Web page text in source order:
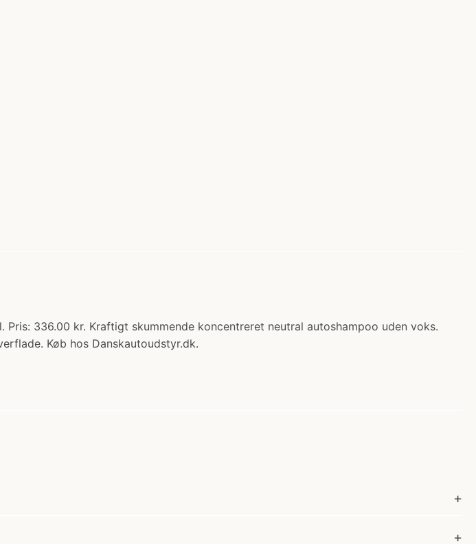
336.00 kr. Kraftigt skummende koncentreret neutral autoshampoo uden voks.
Køb hos Danskautoudstyr.dk.